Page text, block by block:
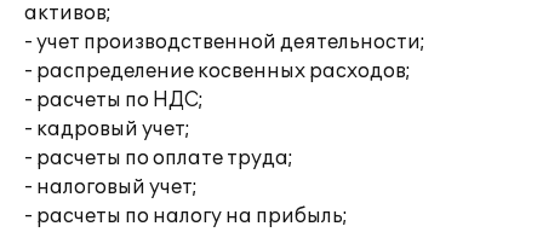
активов;
- учет производственной деятельности;
- распределение косвенных расходов;
- расчеты по НДС;
- кадровый учет;
- расчеты по оплате труда;
- налоговый учет;
- расчеты по налогу на прибыль;